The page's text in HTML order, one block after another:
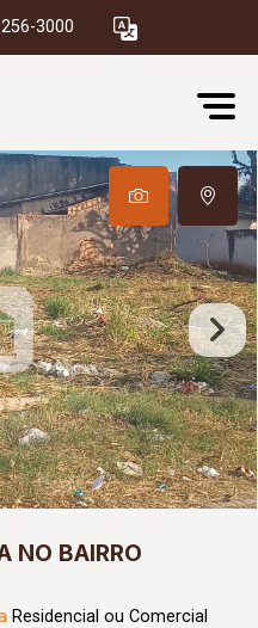
3000
NO BAIRRO
Residencial ou Comercial